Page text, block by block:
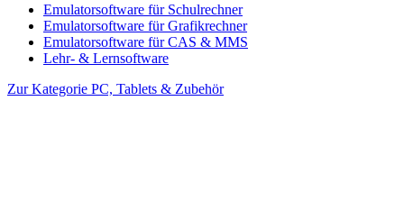
Emulatorsoftware für Schulrechner
Emulatorsoftware für Grafikrechner
Emulatorsoftware für CAS & MMS
Lehr- & Lernsoftware
Zur Kategorie PC, Tablets & Zubehör